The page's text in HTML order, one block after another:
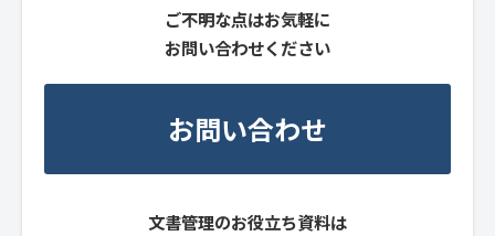
ご不明な点はお気軽に
お問い合わせください
お問い合わせ
文書管理のお役立ち資料は